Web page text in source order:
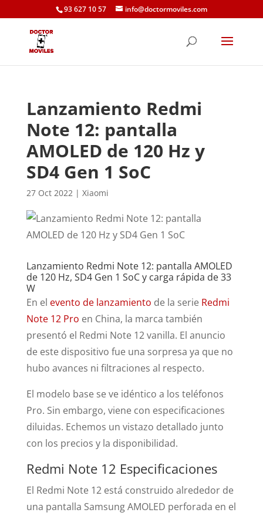
93 627 10 57 info@doctormoviles.com
Lanzamiento Redmi
Note 12: pantalla
AMOLED de 120 Hz y
SD4 Gen 1 SoC
27 Oct 2022| Xiaomi
Lanzamiento Redmi Note 12: pantalla AMOLED
de 120 Hz, SD4 Gen 1 SoC y carga rápida de 33
W
En el evento de lanzamiento de la serie Redmi
Note 12 Pro en China, la marca también
presentó el Redmi Note 12 vanilla. El anuncio
de este dispositivo fue una sorpresa ya que no
hubo avances ni filtraciones al respecto.
El modelo base se ve idéntico a los teléfonos
Pro. Sin embargo, viene con especificaciones
diluidas. Echemos un vistazo detallado junto
con los precios y la disponibilidad.
Redmi Note 12 Especificaciones
El Redmi Note 12 está construido alrededor de
una pantalla Samsung AMOLED perforada en el